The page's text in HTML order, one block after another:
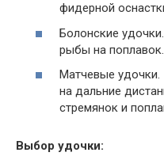
фидерной
Болонские
рыбы на поплавок.
Матчевые
на дальние
стремянок и
Выбор удочки: